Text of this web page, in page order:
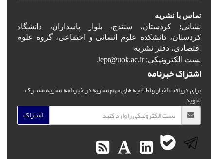
تماس با نشریه
نشانی: کردستان، سنندج، بلوار پاسداران، دانشگاه
کردستان، دانشکده علوم انسانی و احتماعی، گروه علوم
اقتصادی، دفتر نشریه
پست الکترونیکی: Jepr@uok.ac.ir
اشتراک خبرنامه
برای دریافت اخبار و اطلاعیه های مهم نشریه در خبرنامه نشریه مشترک
شوید.
اشتراک